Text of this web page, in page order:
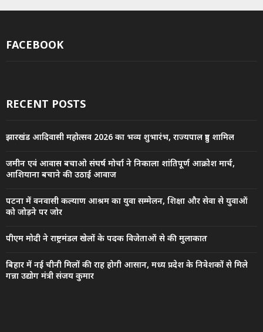
FACEBOOK
RECENT POSTS
झारखंड आदिवासी महोत्सव 2026 का भव्य शुभारंभ, राज्यपाल हुए शामिल
जमीन एवं आवास बचाओ संघर्ष मोर्चा ने निकाला शांतिपूर्ण आक्रोश मार्च,
आशियाना बचाने की उठाई आवाज
पटना में वनवासी कल्याण आश्रम का युवा सम्मेलन, शिक्षा और सेवा से युवाओं
को जोड़ने पर जोर
पीएम मोदी ने राष्ट्रमंडल खेलों के पदक विजेताओं से की मुलाकात
बिहार में नई चीनी मिलों की राह होगी आसान, मध्य प्रदेश के निवेशकों से मिले
गन्ना उद्योग मंत्री संजय कुमार